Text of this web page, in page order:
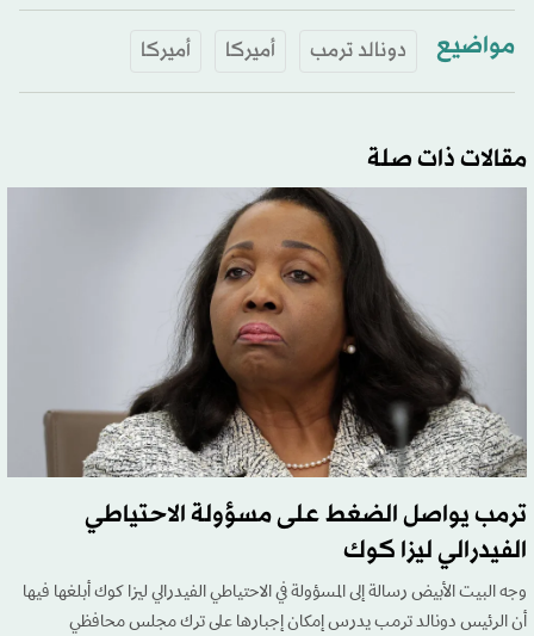
مواضيع دونالد ترمب أميركا أميركا
مقالات ذات صلة
ترمب يواصل الضغط على مسؤولة الاحتياطي
الفيدرالي ليزا كوك
وجه البيت الأبيض رسالة إلى المسؤولة في الاحتياطي الفيدرالي ليزا كوك أبلغها فيها
أن الرئيس دونالد ترمب يدرس إمكان إجبارها على ترك مجلس محافظي